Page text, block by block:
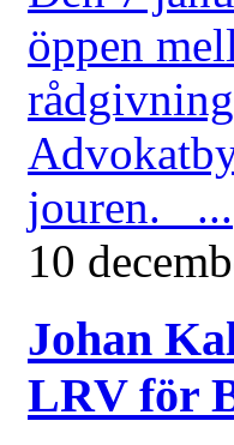
öppen
jouren. ...
10
Johan
LRV för